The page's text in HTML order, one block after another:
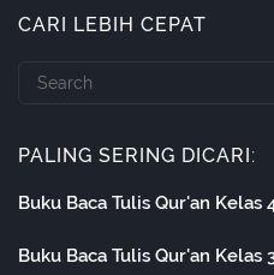
CARI LEBIH CEPAT
PALING SERING DICARI:
Buku Baca Tulis Qur'an Kelas
Buku Baca Tulis Qur'an Kelas